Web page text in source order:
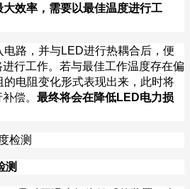
大效率，需要以最佳温度进行工
电路，并与LED进行热耦合后，便
行工作。若与最佳工作温度存在偏
的电阻变化形式表现出来，此时将
偿。 最终将会在降低LED电力损
检测
测